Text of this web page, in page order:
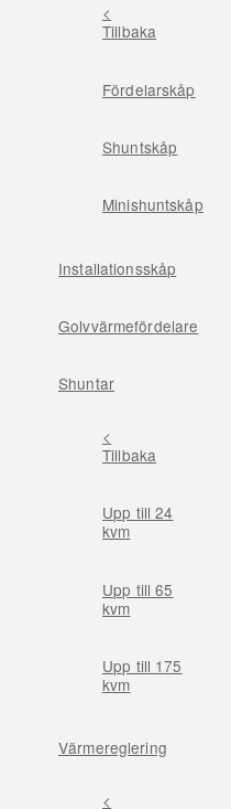
<
Tillbaka
Fördelarskåp
Shuntskåp
Minishuntskåp
Installationsskåp
Golvvärmefördelare
Shuntar
<
Tillbaka
Upp till 24
kvm
Upp till 65
kvm
Upp till 175
kvm
Värmereglering
<